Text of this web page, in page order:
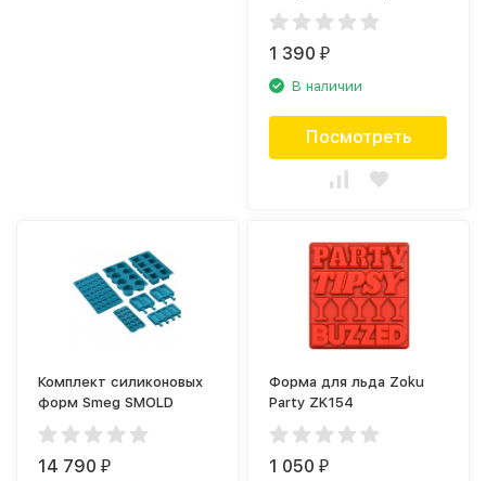
20020
1 390₽
В наличии
Посмотреть
Комплект силиконовых
форм Smeg SMOLD
14 790₽
Форма для льда Zoku
Party ZK154
1 050₽